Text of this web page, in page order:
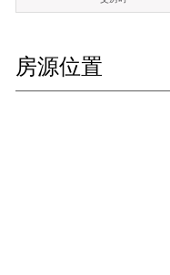
房源位置